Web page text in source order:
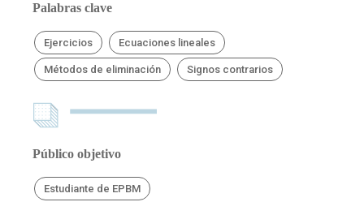
Palabras clave
Ejercicios Ecuaciones lineales
Métodos de eliminación Signos contrarios
Público objetivo
Estudiante de EPBM